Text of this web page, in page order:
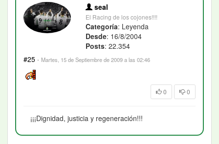
seal
El Racing de los cojones!!!!
Categoría: Leyenda
Desde: 16/8/2004
Posts: 22.354
#25 · Martes, 15 de Septiembre de 2009 a las 02:46
0 0
¡¡¡Dignidad, justicia y regeneración!!!